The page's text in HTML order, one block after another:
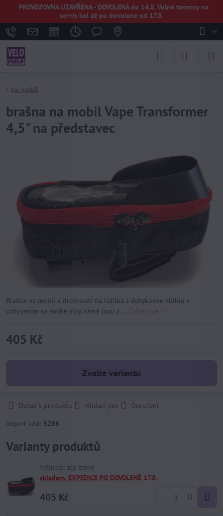
PROVOZOVNA UZAVŘENA - DOVOLENÁ do 14.8. Volné termíny na
servis kol až po dovolené od 17.8.
na mobil
brašna na mobil Vape Transformer
4,5" na představec
Brašna na mobil a drobnosti na řídítka s dotykovou slídou s
uchycením na suché zipy, které jsou z ...
405 Kč
Zvolte variantu
Dotaz k produktu Hlídací pes
Doručení
Import kód: 5286
Varianty produktů
Velikost: zip černý
skladem, EXPEDICE PO DOVOLENÉ 17.8.
405 Kč